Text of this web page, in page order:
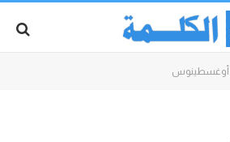
أوغسطينوس